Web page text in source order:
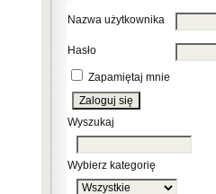
Nazwa użytkownika
Hasło
Zapamiętaj mnie
Wyszukaj
Wybierz kategorię